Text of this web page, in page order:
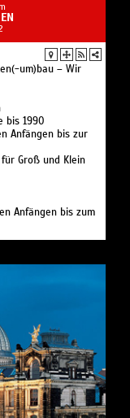
um)bau – Wir
bis 1990
Anfängen bis zur
Groß und Klein
Anfängen bis zum